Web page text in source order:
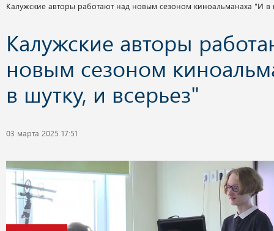
Калужские авторы работают над новым сезоном киноальманаха "И в
Калужские авторы
новым сезоном
в шутку, и всерьез"
03 марта 2025 17:51